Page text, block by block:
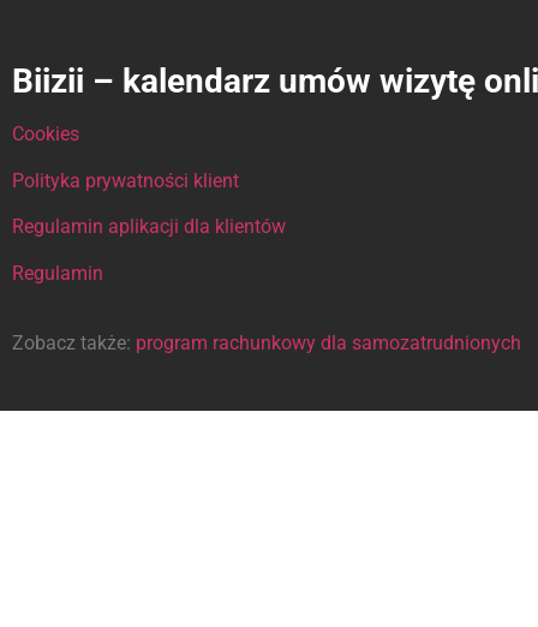
Biizii – kalendarz umów wizytę
Cookies
Polityka prywatności klient
Regulamin aplikacji dla klientów
Regulamin
Zobacz także: program rachunkowy dla samozatrudnionych